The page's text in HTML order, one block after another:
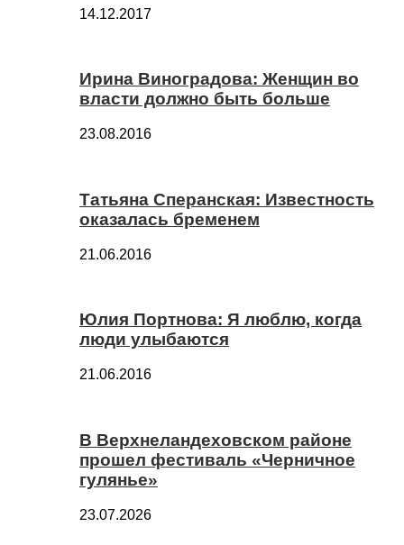
14.12.2017
Ирина Виноградова: Женщин во
власти должно быть больше
23.08.2016
Татьяна Сперанская: Известность
оказалась бременем
21.06.2016
Юлия Портнова: Я люблю, когда
люди улыбаются
21.06.2016
В Верхнеландеховском районе
прошел фестиваль «Черничное
гулянье»
23.07.2026